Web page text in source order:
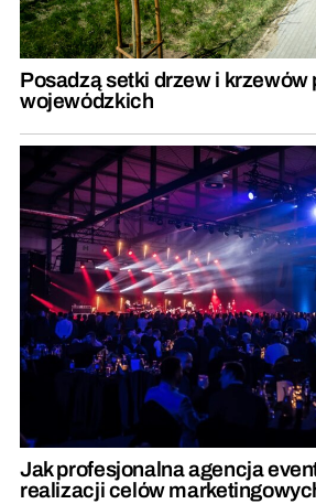
Posadzą setki drzew i krzewów
wojewódzkich
Jak profesjonalna agencja
realizacji celów